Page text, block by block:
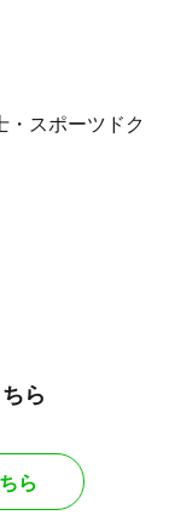
・スポーツドク
ら
ら